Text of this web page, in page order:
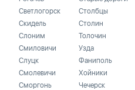
Светлогорск
Скидель
Слоним
Смиловичи
Слуцк
Смолевичи
Сморгонь
Столбцы
Столин
Толочин
Узда
Фаниполь
Хойники
Чечерск